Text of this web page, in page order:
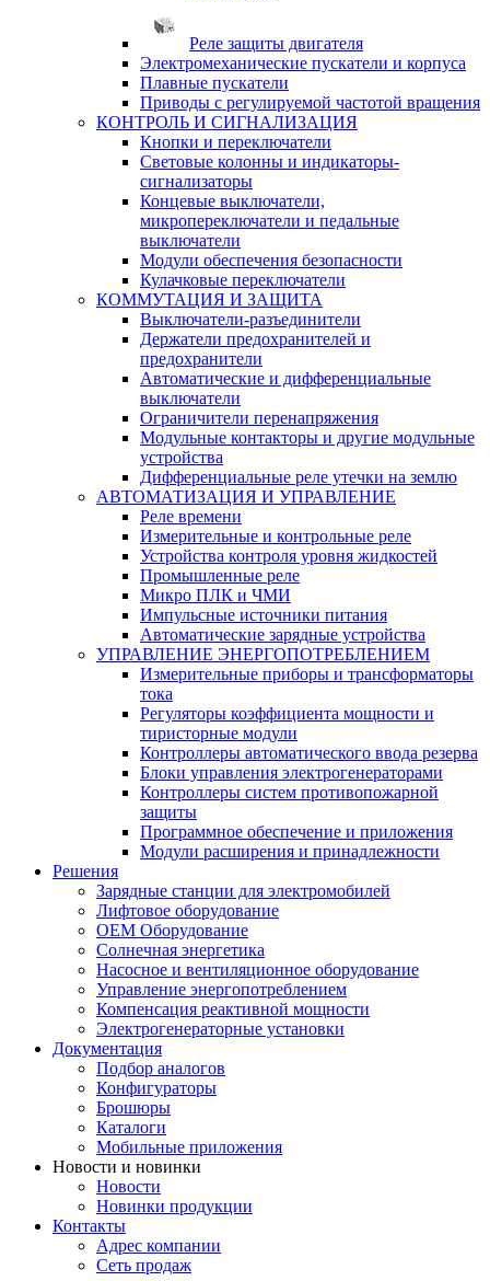
Реле защиты двигателя
Электромеханические пускатели и корпуса
Плавные пускатели
Приводы с регулируемой частотой вращения
КОНТРОЛЬ И СИГНАЛИЗАЦИЯ
Кнопки и переключатели
Световые колонны и индикаторы-
сигнализаторы
Концевые выключатели,
микропереключатели и педальные
выключатели
Модули обеспечения безопасности
Кулачковые переключатели
КОММУТАЦИЯ И ЗАЩИТА
Выключатели-разъединители
Держатели предохранителей и
предохранители
Автоматические и дифференциальные
выключатели
Ограничители перенапряжения
Модульные контакторы и другие модульные
устройства
Дифференциальные реле утечки на землю
АВТОМАТИЗАЦИЯ И УПРАВЛЕНИЕ
Реле времени
Измерительные и контрольные реле
Устройства контроля уровня жидкостей
Промышленные реле
Микро ПЛК и ЧМИ
Импульсные источники питания
Автоматические зарядные устройства
УПРАВЛЕНИЕ ЭНЕРГОПОТРЕБЛЕНИЕМ
Измерительные приборы и трансформаторы
тока
Регуляторы коэффициента мощности и
тиристорные модули
Контроллеры автоматического ввода резерва
Блоки управления электрогенераторами
Контроллеры систем противопожарной
защиты
Программное обеспечение и приложения
Модули расширения и принадлежности
Решения
Зарядные станции для электромобилей
Лифтовое оборудование
ОЕМ Оборудование
Солнечная энергетика
Насосное и вентиляционное оборудование
Управление энергопотреблением
Компенсация реактивной мощности
Электрогенераторные установки
Документация
Подбор аналогов
Конфигураторы
Брошюры
Каталоги
Мобильные приложения
Новости и новинки
Новости
Новинки продукции
Контакты
Адрес компании
Сеть продаж